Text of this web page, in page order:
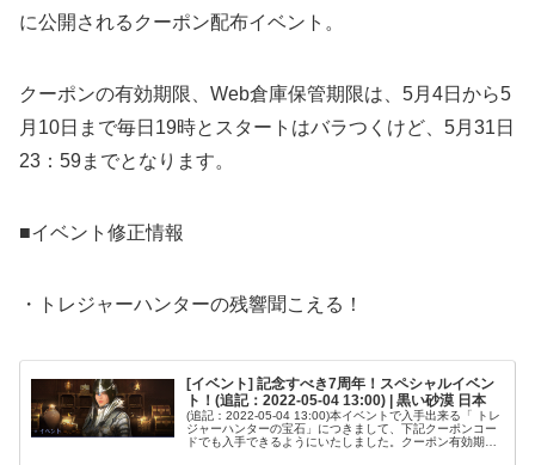
に公開されるクーポン配布イベント。
クーポンの有効期限、Web倉庫保管期限は、5月4日から5
月10日まで毎日19時とスタートはバラつくけど、5月31日
23：59までとなります。
■イベント修正情報
・トレジャーハンターの残響聞こえる！
[イベント] 記念すべき7周年！スペシャルイベン
ト！(追記：2022-05-04 13:00) | 黒い砂漠 日本
(追記：2022-05-04 13:00)本イベントで入手出来る「 トレ
ジャーハンターの宝石」につきまして、下記クーポンコー
ドでも入手できるようにいたしました。クーポン有効期限